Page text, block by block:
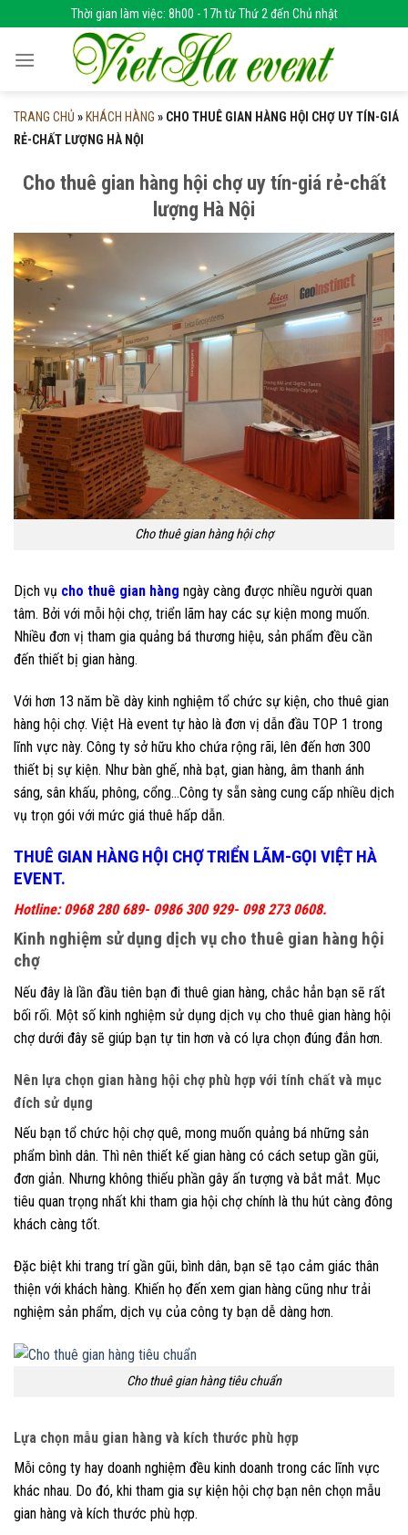
to
content
Thời gian làm việc: 8h00 - 17h từ Thứ 2 đến Chủ nhật
TRANG CHỦ » KHÁCH HÀNG » CHO THUÊ GIAN HÀNG HỘI CHỢ UY TÍN-GIÁ
RẺ-CHẤT LƯỢNG HÀ NỘI
Cho thuê gian hàng hội chợ uy tín-giá rẻ-chất
lượng Hà Nội
Cho thuê gian hàng hội chợ
Dịch vụ cho thuê gian hàng ngày càng được nhiều người quan
tâm. Bởi với mỗi hội chợ, triển lãm hay các sự kiện mong muốn.
Nhiều đơn vị tham gia quảng bá thương hiệu, sản phẩm đều cần
đến thiết bị gian hàng.
Với hơn 13 năm bề dày kinh nghiệm tổ chức sự kiện, cho thuê gian
hàng hội chợ. Việt Hà event tự hào là đơn vị dẫn đầu TOP 1 trong
lĩnh vực này. Công ty sở hữu kho chứa rộng rãi, lên đến hơn 300
thiết bị sự kiện. Như bàn ghế, nhà bạt, gian hàng, âm thanh ánh
sáng, sân khấu, phông, cổng…Công ty sẵn sàng cung cấp nhiều dịch
vụ trọn gói với mức giá thuê hấp dẫn.
THUÊ GIAN HÀNG HỘI CHỢ TRIỂN LÃM-GỌI VIỆT HÀ
EVENT.
Hotline: 0968 280 689- 0986 300 929- 098 273 0608.
Kinh nghiệm sử dụng dịch vụ cho thuê gian hàng hội
chợ
Nếu đây là lần đầu tiên bạn đi thuê gian hàng, chắc hẳn bạn sẽ rất
bối rối. Một số kinh nghiệm sử dụng dịch vụ cho thuê gian hàng hội
chợ dưới đây sẽ giúp bạn tự tin hơn và có lựa chọn đúng đắn hơn.
Nên lựa chọn gian hàng hội chợ phù hợp với tính chất và mục
đích sử dụng
Nếu bạn tổ chức hội chợ quê, mong muốn quảng bá những sản
phẩm bình dân. Thì nên thiết kế gian hàng có cách setup gần gũi,
đơn giản. Nhưng không thiếu phần gây ấn tượng và bắt mắt. Mục
tiêu quan trọng nhất khi tham gia hội chợ chính là thu hút càng đông
khách càng tốt.
Đặc biệt khi trang trí gần gũi, bình dân, bạn sẽ tạo cảm giác thân
thiện với khách hàng. Khiến họ đến xem gian hàng cũng như trải
nghiệm sản phẩm, dịch vụ của công ty bạn dễ dàng hơn.
Cho thuê gian hàng tiêu chuẩn
Lựa chọn mẫu gian hàng và kích thước phù hợp
Mỗi công ty hay doanh nghiệm đều kinh doanh trong các lĩnh vực
khác nhau. Do đó, khi tham gia sự kiện hội chợ bạn nên chọn mẫu
gian hàng và kích thước phù hợp.